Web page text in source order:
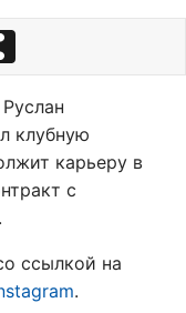
клубную
карьеру в
с
ссылкой на
.